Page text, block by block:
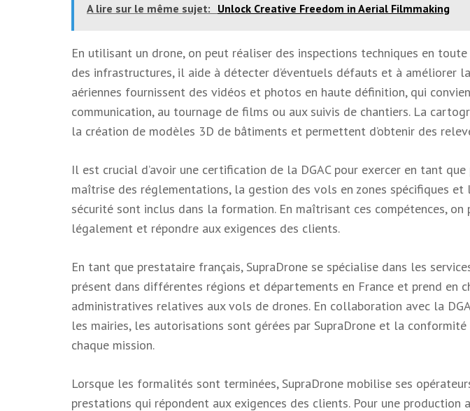
A lire sur le même sujet: Unlock Creative Freedom in Aerial Filmmaking
En utilisant un drone, on peut réaliser des inspections techniques en
des infrastructures, il aide à détecter d’éventuels défauts et à améliorer
aériennes fournissent des vidéos et photos en haute définition, qui
communication, au tournage de films ou aux suivis de chantiers. La
la création de modèles 3D de bâtiments et permettent d’obtenir des
Il est crucial d’avoir une certification de la DGAC pour exercer en tant
maîtrise des réglementations, la gestion des vols en zones spécifiques
sécurité sont inclus dans la formation. En maîtrisant ces compétences,
légalement et répondre aux exigences des clients.
En tant que prestataire français, SupraDrone se spécialise dans les
présent dans différentes régions et départements en France et prend en
administratives relatives aux vols de drones. En collaboration avec la
les mairies, les autorisations sont gérées par SupraDrone et la
chaque mission.
Lorsque les formalités sont terminées, SupraDrone mobilise ses
prestations qui répondent aux exigences des clients. Pour une production